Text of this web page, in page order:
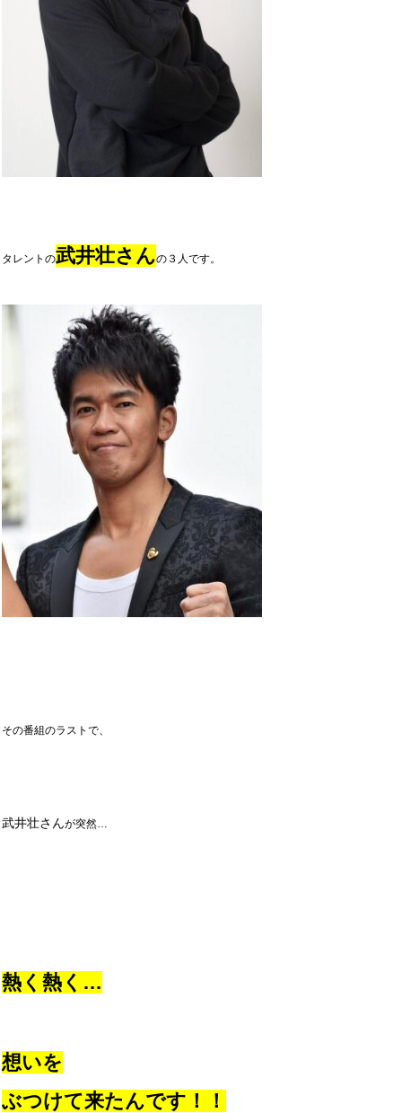
タレントの武井壮さんの３人です。
その番組のラストで、
武井壮さんが突然…
熱く熱く…
想いを
ぶつけて来たんです！！